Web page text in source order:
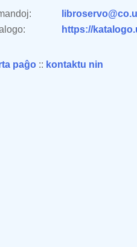
https://
paĝo :: kontaktu nin